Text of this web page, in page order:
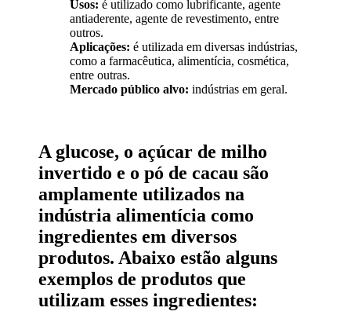
Usos: é utilizado como lubrificante, agente
antiaderente, agente de revestimento, entre
outros.
Aplicações: é utilizada em diversas indústrias,
como a farmacêutica, alimentícia, cosmética,
entre outras.
Mercado público alvo: indústrias em geral.
A glucose, o açúcar de milho
invertido e o pó de cacau são
amplamente utilizados na
indústria alimentícia como
ingredientes em diversos
produtos. Abaixo estão alguns
exemplos de produtos que
utilizam esses ingredientes: